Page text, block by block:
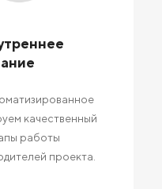
качественный
работы
проекта.